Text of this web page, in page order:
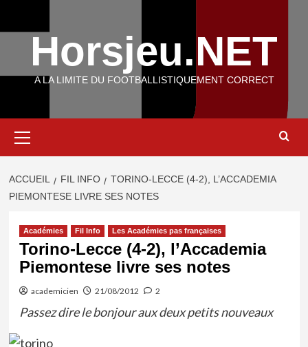
Horsjeu.NET
A LA LIMITE DU FOOTBALLISTIQUEMENT CORRECT
principal
ACCUEIL FIL INFO
TORINO-LECCE (4-2), L’ACCADEMIA
PIEMONTESE LIVRE SES NOTES
Académies Fil Info Les Académies pas françaises
Torino-Lecce (4-2), l’Accademia
Piemontese livre ses notes
academicien 21/08/2012 2
Passez dire le bonjour aux deux petits nouveaux